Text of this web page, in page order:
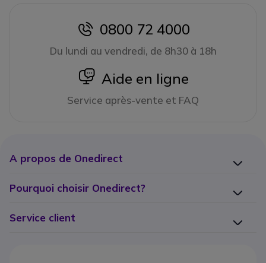
icon
0800 72 4000
Du lundi au vendredi, de 8h30 à 18h
icon
Aide en ligne
Service après-vente et FAQ
A propos de Onedirect
Pourquoi choisir Onedirect?
Service client